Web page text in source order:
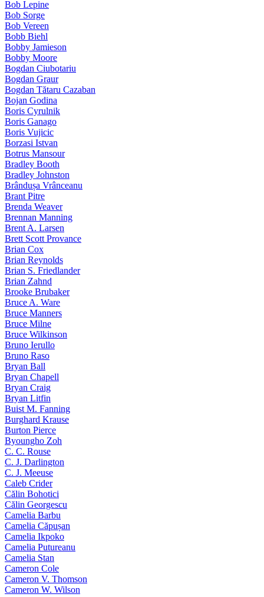
Bob Lepine
Bob Sorge
Bob Vereen
Bobb Biehl
Bobby Jamieson
Bobby Moore
Bogdan Ciubotariu
Bogdan Graur
Bogdan Tătaru Cazaban
Bojan Godina
Boris Cyrulnik
Boris Ganago
Boris Vujicic
Borzasi Istvan
Botrus Mansour
Bradley Booth
Bradley Johnston
Brândușa Vrânceanu
Brant Pitre
Brenda Weaver
Brennan Manning
Brent A. Larsen
Brett Scott Provance
Brian Cox
Brian Reynolds
Brian S. Friedlander
Brian Zahnd
Brooke Brubaker
Bruce A. Ware
Bruce Manners
Bruce Milne
Bruce Wilkinson
Bruno Ierullo
Bruno Raso
Bryan Ball
Bryan Chapell
Bryan Craig
Bryan Litfin
Buist M. Fanning
Burghard Krause
Burton Pierce
Byoungho Zoh
C. C. Rouse
C. J. Darlington
C. J. Meeuse
Caleb Crider
Călin Bohotici
Călin Georgescu
Camelia Barbu
Camelia Căpușan
Camelia Ikpoko
Camelia Putureanu
Camelia Stan
Cameron Cole
Cameron V. Thomson
Cameron W. Wilson